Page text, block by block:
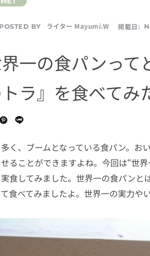
POSTED BY ライター Mayumi.W 掲載日:
界一の食パンっ
ラ』を食べてみ
く、ブームとなっている食パン。お
ることができますよね。今回は“世
食してみました。世界一の食パン
食べてみましたよ。世界一の実力や